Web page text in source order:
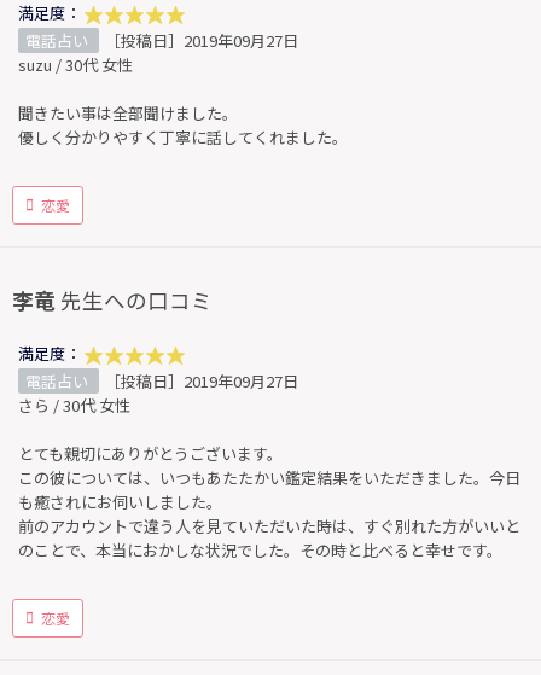
満足度：
電話占い
［投稿日］2019年09月27日
suzu / 30代 女性
聞きたい事は全部聞けました。
優しく分かりやすく丁寧に話してくれました。
恋愛
李竜 先生への口コミ
満足度：
電話占い
［投稿日］2019年09月27日
さら / 30代 女性
とても親切にありがとうございます。
この彼については、いつもあたたかい鑑定結果をいただきました。今日
も癒されにお伺いしました。
前のアカウントで違う人を見ていただいた時は、すぐ別れた方がいいと
のことで、本当におかしな状況でした。その時と比べると幸せです。
恋愛